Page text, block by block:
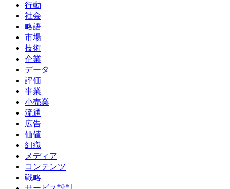
行動
社会
略語
市場
技術
企業
データ
評価
事業
小売業
流通
広告
価値
組織
メディア
コンテンツ
戦略